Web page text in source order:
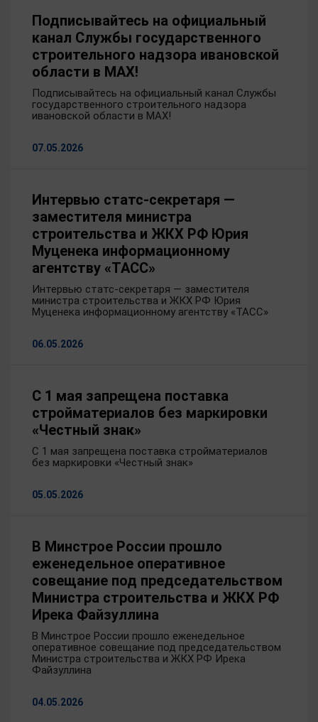
Подписывайтесь на официальный
канал Службы государственного
строительного надзора ивановской
области в MAX!
Подписывайтесь на официальный канал Службы
государственного строительного надзора
ивановской области в MAX!
07.05.2026
Интервью статс-секретаря —
заместителя министра
строительства и ЖКХ РФ Юрия
Муценека информационному
агентству «ТАСС»
Интервью статс-секретаря — заместителя
министра строительства и ЖКХ РФ Юрия
Муценека информационному агентству «ТАСС»
06.05.2026
С 1 мая запрещена поставка
стройматериалов без маркировки
«Честный знак»
С 1 мая запрещена поставка стройматериалов
без маркировки «Честный знак»
05.05.2026
В Минстрое России прошло
еженедельное оперативное
совещание под председательством
Министра строительства и ЖКХ РФ
Ирека Файзуллина
В Минстрое России прошло еженедельное
оперативное совещание под председательством
Министра строительства и ЖКХ РФ Ирека
Файзуллина
04.05.2026